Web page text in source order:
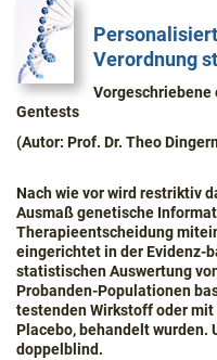
Verordnung
Vorgeschriebene
Gentests
(Autor: Prof. Dr. Theo
Nach wie vor wird restriktiv
Ausmaß genetische
Therapieentscheidung
eingerichtet in der Evidenz-
statistischen Auswertung
Probanden-Populationen
testenden Wirkstoff oder
Placebo, behandelt wurden.
doppelblind.